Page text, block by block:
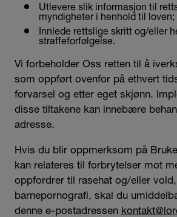
Utlevere slik informasjon til
myndigheter i henhold til loven;
Innlede rettslige skritt og/eller
straffeforfølgelse.
Vi forbeholder Oss retten til å
som oppført ovenfor på ethvert
forvarsel og etter eget skjønn.
disse tiltakene kan innebære
adresse.
Hvis du blir oppmerksom på
kan relateres til forbrytelser mot
oppfordrer til rasehat og/eller
barnepornografi, skal du
denne e-postadressen